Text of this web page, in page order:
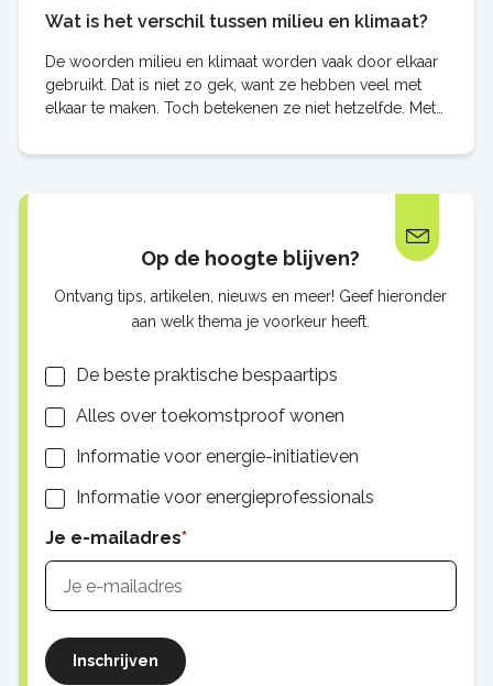
Wat is het verschil tussen milieu en klimaat?
De woorden milieu en klimaat worden vaak door elkaar
gebruikt. Dat is niet zo gek, want ze hebben veel met
elkaar te maken. Toch betekenen ze niet hetzelfde. Met
Op de hoogte blijven?
Ontvang tips, artikelen, nieuws en meer! Geef hieronder
aan welk thema je voorkeur heeft.
LijstenDe beste praktische bespaartips
Alles over toekomstproof wonen
Informatie voor energie-initiatieven
Informatie voor energieprofessionals
Je e-mailadres
Inschrijven